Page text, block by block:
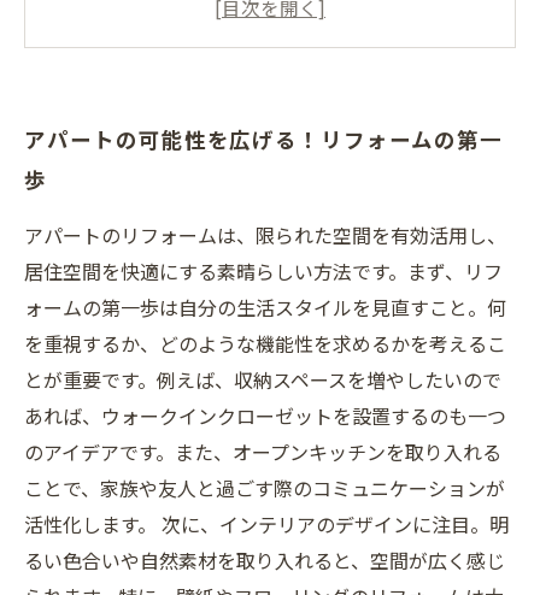
機能性とデザインの融合：成功するリフォーム
わらせる
成功例から学ぶ！リフォームアイデアの実践ガ
イド
アパートの可能性を広げる！リフォームの第一
歩
アパートのリフォームは、限られた空間を有効活用し、
居住空間を快適にする素晴らしい方法です。まず、リフ
ォームの第一歩は自分の生活スタイルを見直すこと。何
を重視するか、どのような機能性を求めるかを考えるこ
とが重要です。例えば、収納スペースを増やしたいので
あれば、ウォークインクローゼットを設置するのも一つ
のアイデアです。また、オープンキッチンを取り入れる
ことで、家族や友人と過ごす際のコミュニケーションが
活性化します。 次に、インテリアのデザインに注目。明
るい色合いや自然素材を取り入れると、空間が広く感じ